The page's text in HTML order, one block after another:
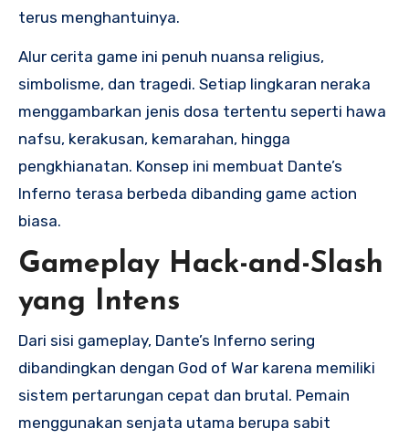
terus menghantuinya.
Alur cerita game ini penuh nuansa religius,
simbolisme, dan tragedi. Setiap lingkaran neraka
menggambarkan jenis dosa tertentu seperti hawa
nafsu, kerakusan, kemarahan, hingga
pengkhianatan. Konsep ini membuat Dante’s
Inferno terasa berbeda dibanding game action
biasa.
Gameplay Hack-and-Slash
yang Intens
Dari sisi gameplay, Dante’s Inferno sering
dibandingkan dengan God of War karena memiliki
sistem pertarungan cepat dan brutal. Pemain
menggunakan senjata utama berupa sabit